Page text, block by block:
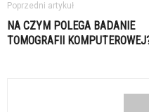
Poprzedni artykuł
NA CZYM POLEGA BADANIE
TOMOGRAFII